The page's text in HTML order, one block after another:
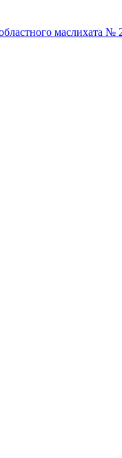
маслихата №